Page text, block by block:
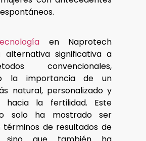
en Naprotech
alternativa significativa a
convencionales,
la importancia de un
natural, personalizado y
hacia la fertilidad. Este
solo ha mostrado ser
de resultados de